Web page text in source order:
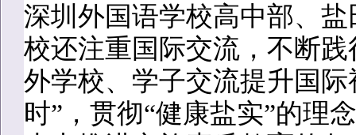
深圳外国语学校高中部、
校还注重国际交流，不断
外学校、学子交流提升国
时”，贯彻“健康盐实”的理